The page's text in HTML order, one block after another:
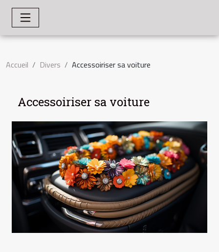
Accueil Divers Accessoiriser sa voiture
Accessoiriser sa voiture